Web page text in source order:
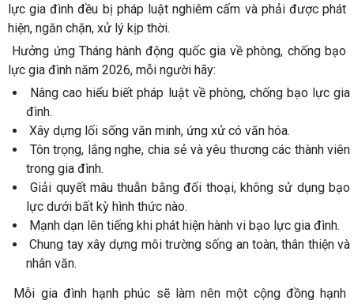
lực gia đình đều bị pháp luật nghiêm cấm và phải được phát
hiện, ngăn chặn, xử lý kịp thời.
Hưởng ứng Tháng hành động quốc gia về phòng, chống bạo
lực gia đình năm 2026, mỗi người hãy:
Nâng cao hiểu biết pháp luật về phòng, chống bạo lực gia
đình.
Xây dựng lối sống văn minh, ứng xử có văn hóa.
Tôn trọng, lắng nghe, chia sẻ và yêu thương các thành viên
trong gia đình.
Giải quyết mâu thuẫn bằng đối thoại, không sử dụng bạo
lực dưới bất kỳ hình thức nào.
Mạnh dạn lên tiếng khi phát hiện hành vi bạo lực gia đình.
Chung tay xây dựng môi trường sống an toàn, thân thiện và
nhân văn.
Mỗi gia đình hạnh phúc sẽ làm nên một cộng đồng hạnh